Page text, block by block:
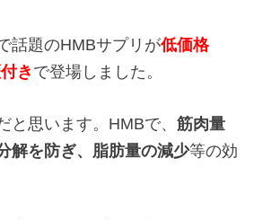
話題のHMBサプリが低価格
き で登場しました。
と思います。HMBで、筋肉量
解を防ぎ、 脂肪量の減少等の効